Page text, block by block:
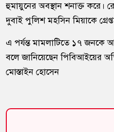
হুমায়ুনের অবস্থান শনাক্ত করে।
দুবাই পুলিশ মহসিন মিয়াকে
এ পর্যন্ত মামলাটিতে ১৭
বলে জানিয়েছেন পিবিআইয়ের
মোস্তাইন হোসেন